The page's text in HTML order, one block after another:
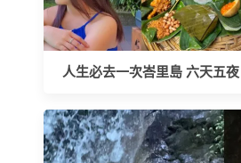
人生必去一次峇里島 六天五